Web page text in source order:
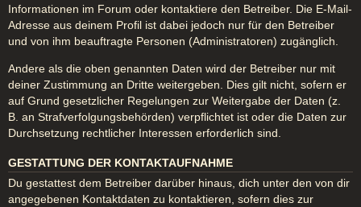
Informationen im Forum oder kontaktiere den Betreiber. Die E-Mail-
Adresse aus deinem Profil ist dabei jedoch nur für den Betreiber
und von ihm beauftragte Personen (Administratoren) zugänglich.
Andere als die oben genannten Daten wird der Betreiber nur mit
deiner Zustimmung an Dritte weitergeben. Dies gilt nicht, sofern er
auf Grund gesetzlicher Regelungen zur Weitergabe der Daten (z.
B. an Strafverfolgungsbehörden) verpflichtet ist oder die Daten zur
Durchsetzung rechtlicher Interessen erforderlich sind.
GESTATTUNG DER KONTAKTAUFNAHME
Du gestattest dem Betreiber darüber hinaus, dich unter den von dir
angegebenen Kontaktdaten zu kontaktieren, sofern dies zur